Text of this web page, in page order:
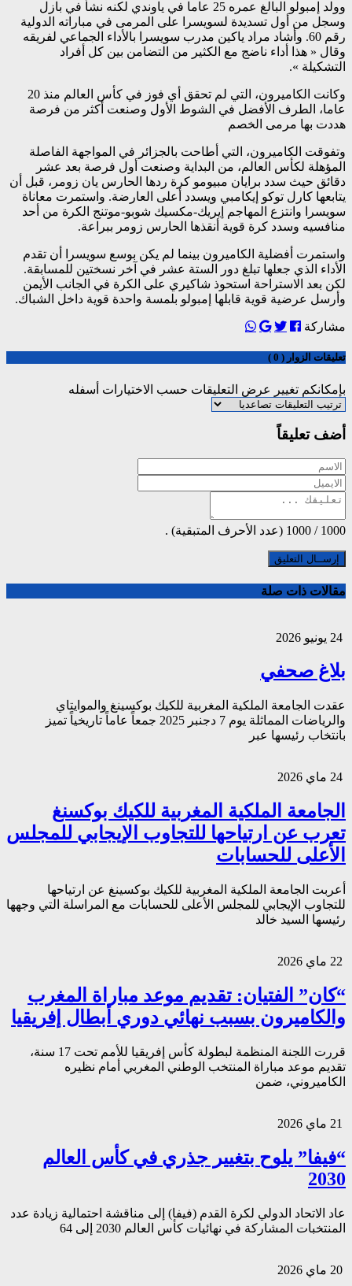
وولد إمبولو البالغ عمره 25 عاما في ياوندي لكنه نشأ في بازل
وسجل من أول تسديدة لسويسرا على المرمى في مباراته الدولية
رقم 60. وأشاد مراد ياكين مدرب سويسرا بالأداء الجماعي لفريقه
وقال « هذا أداء ناضج مع الكثير من التضامن بين كل أفراد
التشكيلة ».
وكانت الكاميرون، التي لم تحقق أي فوز في كأس العالم منذ 20
عاما، الطرف الأفضل في الشوط الأول وصنعت أكثر من فرصة
هددت بها مرمى الخصم
وتفوقت الكاميرون، التي أطاحت بالجزائر في المواجهة الفاصلة
المؤهلة لكأس العالم، من البداية وصنعت أول فرصة بعد عشر
دقائق حيث سدد برايان مبيومو كرة ردها الحارس يان زومر، قبل أن
يتابعها كارل توكو إيكامبي ويسدد أعلى العارضة. واستمرت معاناة
سويسرا وانتزع المهاجم إيريك-مكسيك شوبو-موتنج الكرة من أحد
منافسيه وسدد كرة قوية أنقذها الحارس زومر ببراعة.
واستمرت أفضلية الكاميرون بينما لم يكن بوسع سويسرا أن تقدم
الأداء الذي جعلها تبلغ دور الستة عشر في آخر نسختين للمسابقة.
لكن بعد الاستراحة استحوذ شاكيري على الكرة في الجانب الأيمن
وأرسل عرضية قوية قابلها إمبولو بلمسة واحدة قوية داخل الشباك.
مشاركة
تعليقات الزوار ( 0 )
بإمكانكم تغيير عرض التعليقات حسب الاختيارات أسفله
أضف تعليقاً
1000
/
1000 (عدد الأحرف المتبقية) .
مقالات ذات صلة
بلاغ صحفي
عقدت الجامعة الملكية المغربية للكيك بوكسينغ والموايتاي
والرياضات المماثلة يوم 7 دجنبر 2025 جمعاً عاماً تاريخياً تميز
بانتخاب رئيسها عبر
الجامعة الملكية المغربية للكيك بوكسنغ
تعرب عن ارتياحها للتجاوب الإيجابي للمجلس
الأعلى للحسابات
أعربت الجامعة الملكية المغربية للكيك بوكسينغ عن ارتياحها
للتجاوب الإيجابي للمجلس الأعلى للحسابات مع المراسلة التي وجهها
رئيسها السيد خالد
“كان” الفتيان: تقديم موعد مباراة المغرب
والكاميرون بسبب نهائي دوري أبطال إفريقيا
قررت اللجنة المنظمة لبطولة كأس إفريقيا للأمم تحت 17 سنة،
تقديم موعد مباراة المنتخب الوطني المغربي أمام نظيره
الكاميروني، ضمن
“فيفا” يلوح بتغيير جذري في كأس العالم
2030
عاد الاتحاد الدولي لكرة القدم (فيفا) إلى مناقشة احتمالية زيادة عدد
المنتخبات المشاركة في نهائيات كأس العالم 2030 إلى 64